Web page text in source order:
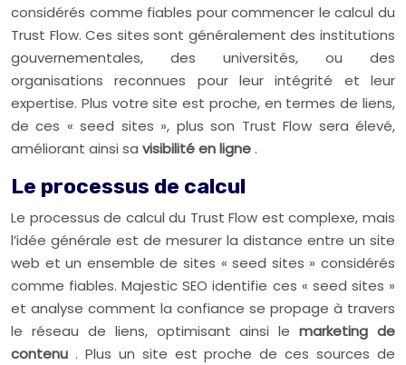
considérés comme fiables pour commencer le calcul du
Trust Flow. Ces sites sont généralement des institutions
gouvernementales, des universités, ou des
organisations reconnues pour leur intégrité et leur
expertise. Plus votre site est proche, en termes de liens,
de ces « seed sites », plus son Trust Flow sera élevé,
améliorant ainsi sa visibilité en ligne.
Le processus de calcul
Le processus de calcul du Trust Flow est complexe, mais
l’idée générale est de mesurer la distance entre un site
web et un ensemble de sites « seed sites » considérés
comme fiables. Majestic SEO identifie ces « seed sites »
et analyse comment la confiance se propage à travers
le réseau de liens, optimisant ainsi lemarketing de
contenu . Plus un site est proche de ces sources de